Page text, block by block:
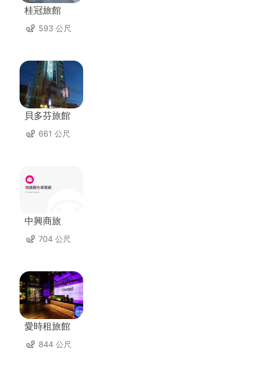
桂冠旅館
593 公尺
貝多芬旅館
661 公尺
中興商旅
704 公尺
愛時租旅館
844 公尺